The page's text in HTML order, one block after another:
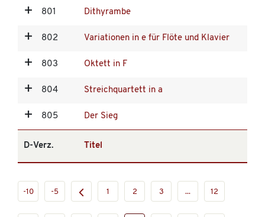
801 Dithyrambe
802 Variationen in e für Flöte und Klavier
803 Oktett in F
804 Streichquartett in a
805 Der Sieg
D-Verz. Titel
-10 -5 1 2 3 ... 12